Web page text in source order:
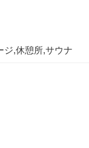
ジ,休憩所,サウナ